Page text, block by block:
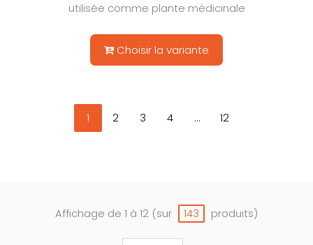
utilisée comme plante médicinale
Choisir la variante
1 2 3 4 ... 12
Affichage de 1 à 12 (sur 143 produits)